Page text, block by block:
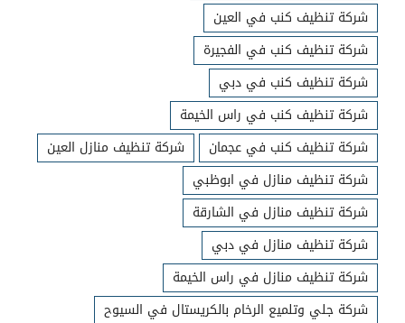
شركة تنظيف كنب في العين
شركة تنظيف كنب في الفجيرة
شركة تنظيف كنب في دبي
شركة تنظيف كنب في راس الخيمة
شركة تنظيف كنب في عجمان
شركة تنظيف منازل العين
شركة تنظيف منازل في ابوظبي
شركة تنظيف منازل في الشارقة
شركة تنظيف منازل في دبي
شركة تنظيف منازل في راس الخيمة
شركة جلي وتلميع الرخام بالكريستال في السيوح